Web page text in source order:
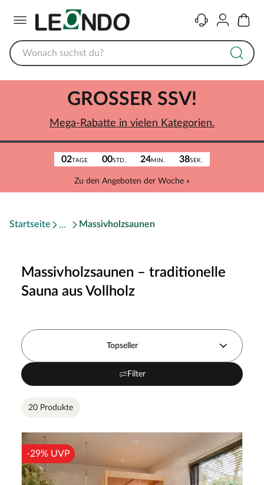
KontaktKonto
02TAGE 00STD. 24MIN. 38SEK.
Zu den Angeboten der Woche »
GROSSER SSV!
Mega-Rabatte in vielen Kategorien.
Startseite Massivholzsaunen
Massivholzsaunen – traditionelle
Sauna aus Vollholz
Topseller
Filter
20 Produkte
-29% UVP